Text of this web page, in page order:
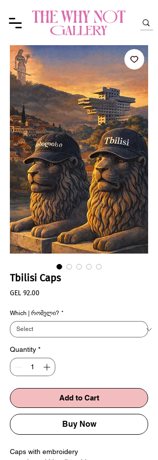
Tbilisi Caps
GEL 92.00
Which | რომელი? *
Quantity *
Add to Cart
Buy Now
Caps with embroidery